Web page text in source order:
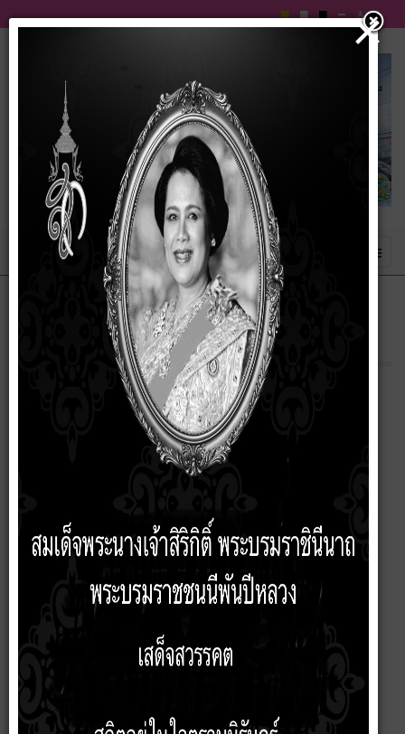
ประกาศ เรื่องประกาศสรุปผลการจัดซื้อจัดจ้าง
เดือน มีนาคม ประจำปีงบประมาณ 2569
ประกาศ เรื่องประกาศสรุปผลการจัดซื้อจัดจ้าง เดือน มีนาคม ประจำ
×